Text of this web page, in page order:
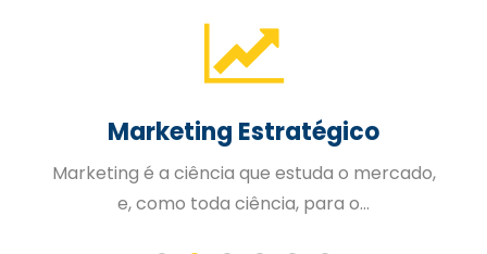
Gestão de Pessoas
A Gestão Estratégica de Pessoas trabalhada
de forma organizada e planejad...